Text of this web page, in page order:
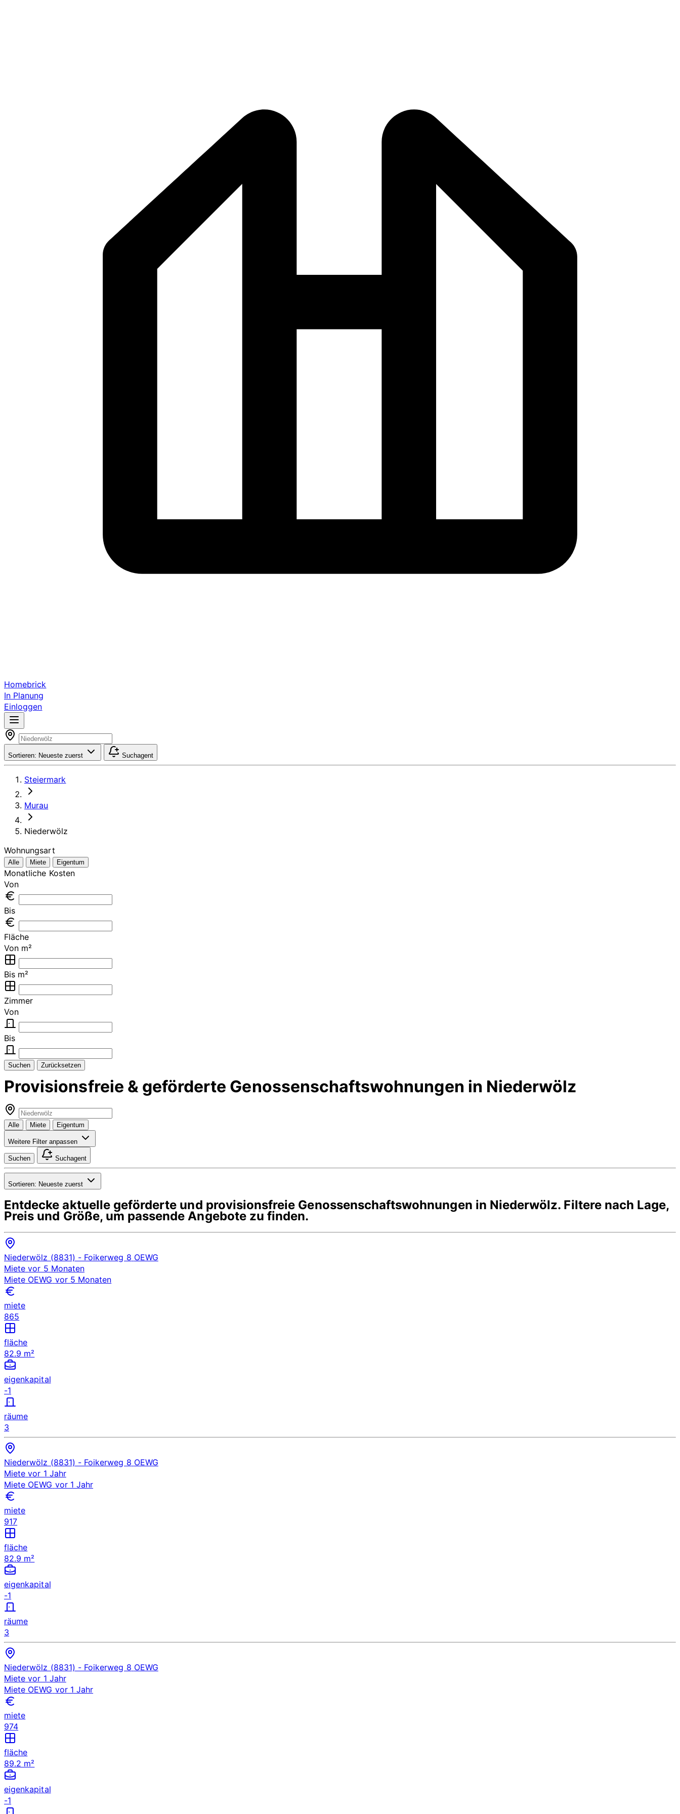
Homebrick
In Planung
Einloggen
Sortieren: Neueste zuerst Suchagent
Steiermark
Murau
Niederwölz
Wohnungsart
Alle Miete Eigentum
Monatliche Kosten
Von
Bis
Fläche
Von m²
Bis m²
Zimmer
Von
Bis
Suchen Zurücksetzen
Provisionsfreie & geförderte Genossenschaftswohnungen in Niederwölz
Alle Miete Eigentum
Weitere Filter anpassen
Suchen Suchagent
Sortieren: Neueste zuerst
Entdecke aktuelle geförderte und provisionsfreie Genossenschaftswohnungen in Niederwölz. Filtere nach Lage,
Preis und Größe, um passende Angebote zu finden.
Niederwölz (8831) - Foikerweg 8 OEWG
Miete vor 5 Monaten
Miete OEWG vor 5 Monaten
miete
865
fläche
82.9 m²
eigenkapital
-1
räume
3
Niederwölz (8831) - Foikerweg 8 OEWG
Miete vor 1 Jahr
Miete OEWG vor 1 Jahr
miete
917
fläche
82.9 m²
eigenkapital
-1
räume
3
Niederwölz (8831) - Foikerweg 8 OEWG
Miete vor 1 Jahr
Miete OEWG vor 1 Jahr
miete
974
fläche
89.2 m²
eigenkapital
-1